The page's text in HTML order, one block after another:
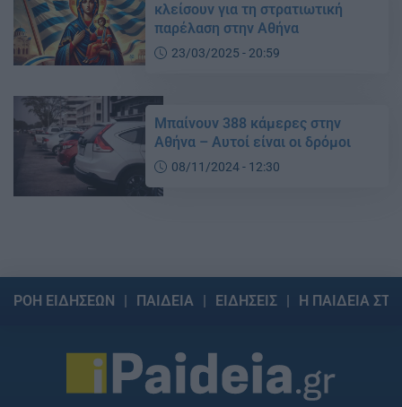
κλείσουν για τη στρατιωτική
παρέλαση στην Αθήνα
23/03/2025 - 20:59
Μπαίνουν 388 κάμερες στην
Αθήνα – Αυτοί είναι οι δρόμοι
08/11/2024 - 12:30
ΡΟΗ ΕΙΔΗΣΕΩΝ ΠΑΙΔΕΙΑ ΕΙΔΗΣΕΙΣ Η ΠΑΙΔΕΙΑ